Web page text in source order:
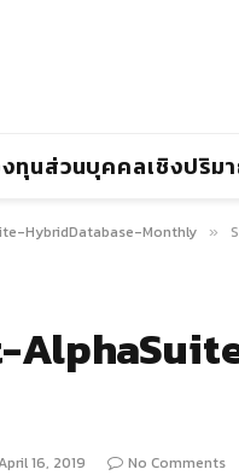
ทุนส่วนบุคคลเชิงปริม
HybridDatabase-Monthly »
16, 2019 No Comments